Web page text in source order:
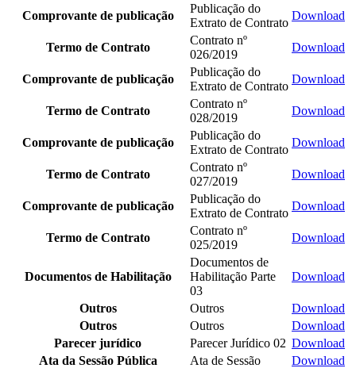
Comprovante de publicação
Publicação do
Extrato de Contrato
Download
Termo de Contrato
Contrato nº
026/2019
Download
Comprovante de publicação
Publicação do
Extrato de Contrato
Download
Termo de Contrato
Contrato nº
028/2019
Download
Comprovante de publicação
Publicação do
Extrato de Contrato
Download
Termo de Contrato
Contrato nº
027/2019
Download
Comprovante de publicação
Publicação do
Extrato de Contrato
Download
Termo de Contrato
Contrato nº
025/2019
Download
Documentos de Habilitação
Documentos de
Habilitação Parte
03
Download
Outros Outros
Download
Outros
Outros
Download
Parecer jurídico
Parecer Jurídico 02 Download
Ata da Sessão Pública
Ata de Sessão Download